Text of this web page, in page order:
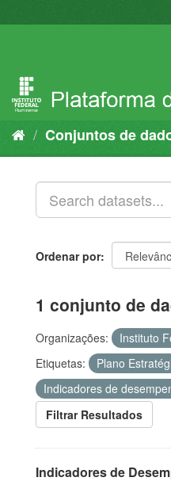
para
Conjuntos de
Ordenar por
1 conjunto de
Organizações:
Instituto
Etiquetas:
Plano
Indicadores de
Filtrar Resultados
Indicadores de